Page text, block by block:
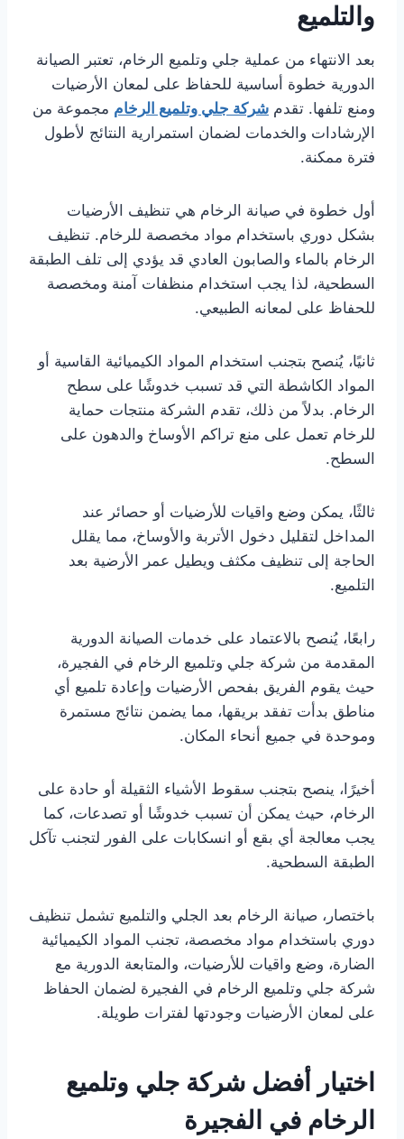
والتلميع
بعد الانتهاء من عملية جلي وتلميع الرخام، تعتبر الصيانة
الدورية خطوة أساسية للحفاظ على لمعان الأرضيات
ومنع تلفها. تقدم شركة جلي وتلميع الرخام مجموعة من
الإرشادات والخدمات لضمان استمرارية النتائج لأطول
فترة ممكنة.
أول خطوة في صيانة الرخام هي تنظيف الأرضيات
بشكل دوري باستخدام مواد مخصصة للرخام. تنظيف
الرخام بالماء والصابون العادي قد يؤدي إلى تلف الطبقة
السطحية، لذا يجب استخدام منظفات آمنة ومخصصة
للحفاظ على لمعانه الطبيعي.
ثانيًا، يُنصح بتجنب استخدام المواد الكيميائية القاسية أو
المواد الكاشطة التي قد تسبب خدوشًا على سطح
الرخام. بدلاً من ذلك، تقدم الشركة منتجات حماية
للرخام تعمل على منع تراكم الأوساخ والدهون على
السطح.
ثالثًا، يمكن وضع واقيات للأرضيات أو حصائر عند
المداخل لتقليل دخول الأتربة والأوساخ، مما يقلل
الحاجة إلى تنظيف مكثف ويطيل عمر الأرضية بعد
التلميع.
رابعًا، يُنصح بالاعتماد على خدمات الصيانة الدورية
المقدمة من شركة جلي وتلميع الرخام في الفجيرة،
حيث يقوم الفريق بفحص الأرضيات وإعادة تلميع أي
مناطق بدأت تفقد بريقها، مما يضمن نتائج مستمرة
وموحدة في جميع أنحاء المكان.
أخيرًا، ينصح بتجنب سقوط الأشياء الثقيلة أو حادة على
الرخام، حيث يمكن أن تسبب خدوشًا أو تصدعات، كما
يجب معالجة أي بقع أو انسكابات على الفور لتجنب تآكل
الطبقة السطحية.
باختصار، صيانة الرخام بعد الجلي والتلميع تشمل تنظيف
دوري باستخدام مواد مخصصة، تجنب المواد الكيميائية
الضارة، وضع واقيات للأرضيات، والمتابعة الدورية مع
شركة جلي وتلميع الرخام في الفجيرة لضمان الحفاظ
على لمعان الأرضيات وجودتها لفترات طويلة.
اختيار أفضل شركة جلي وتلميع
الرخام في الفجيرة